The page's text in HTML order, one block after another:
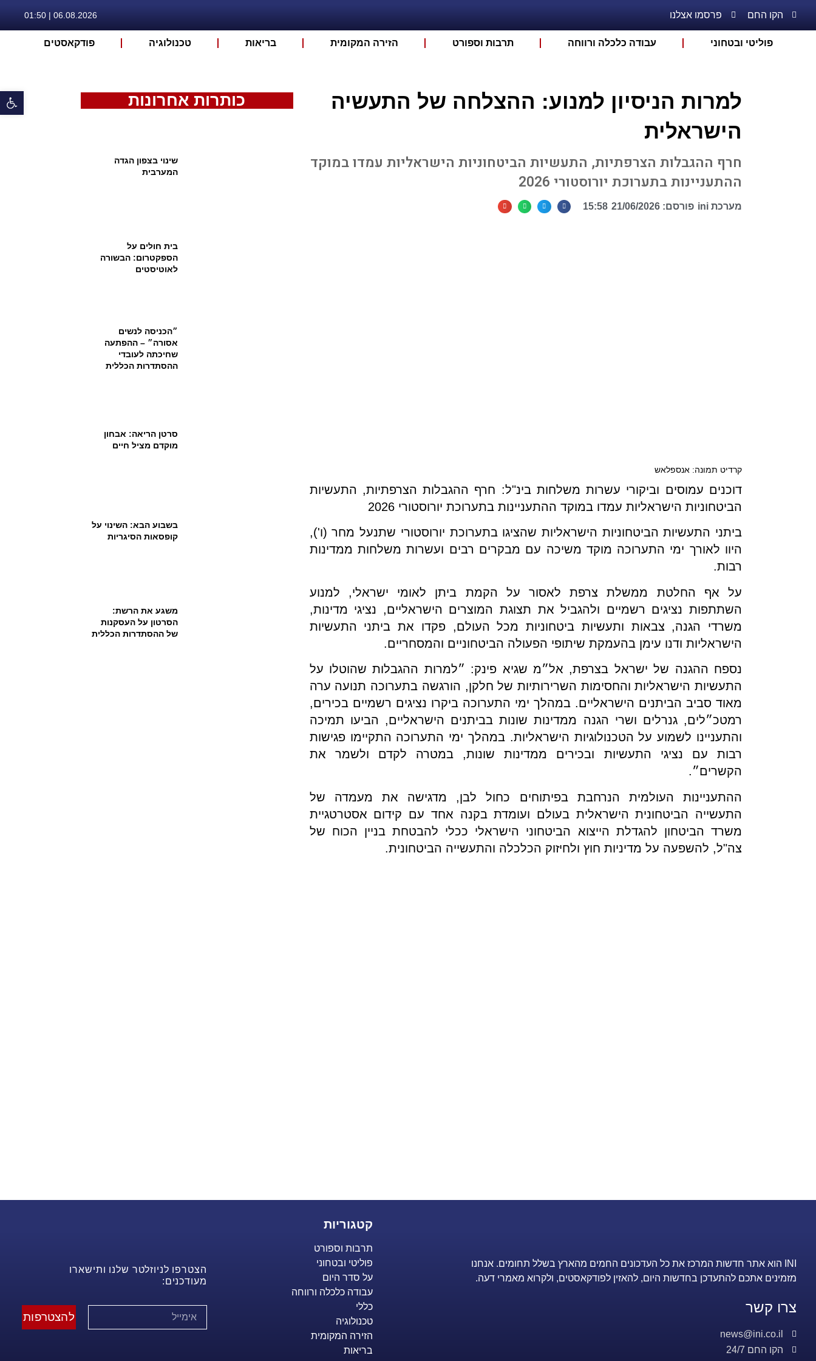
הקו החם פרסמו אצלנו 06.08.2026 | 01:50
פוליטי ובטחוני עבודה כלכלה ורווחה תרבות וספורט הזירה המקומית בריאות טכנולוגיה פודקאסטים
למרות הניסיון למנוע: ההצלחה של התעשיה
הישראלית
חרף ההגבלות הצרפתיות, התעשיות הביטחוניות הישראליות עמדו במוקד
ההתעניינות בתערוכת יורוסטורי 2026
מערכת ini פורסם: 15:58
קרדיט תמונה: אנספלאש
דוכנים עמוסים וביקורי עשרות משלחות בינ"ל: חרף ההגבלות הצרפתיות, התעשיות
הביטחוניות הישראליות עמדו במוקד ההתעניינות בתערוכת יורוסטורי 2026
ביתני התעשיות הביטחוניות הישראליות שהציגו בתערוכת יורוסטורי שתנעל מחר (ו'),
היוו לאורך ימי התערוכה מוקד משיכה עם מבקרים רבים ועשרות משלחות ממדינות
רבות.
על אף החלטת ממשלת צרפת לאסור על הקמת ביתן לאומי ישראלי, למנוע
השתתפות נציגים רשמיים ולהגביל את תצוגת המוצרים הישראליים, נציגי מדינות,
משרדי הגנה, צבאות ותעשיות ביטחוניות מכל העולם, פקדו את ביתני התעשיות
הישראליות ודנו עימן בהעמקת שיתופי הפעולה הביטחוניים והמסחריים.
נספח ההגנה של ישראל בצרפת, אל״מ שגיא פינק: ״למרות ההגבלות שהוטלו על
התעשיות הישראליות והחסימות השרירותיות של חלקן, הורגשה בתערוכה תנועה ערה
מאוד סביב הביתנים הישראליים. במהלך ימי התערוכה ביקרו נציגים רשמיים בכירים,
רמטכ״לים, גנרלים ושרי הגנה ממדינות שונות בביתנים הישראליים, הביעו תמיכה
והתעניינו לשמוע על הטכנולוגיות הישראליות. במהלך ימי התערוכה התקיימו פגישות
רבות עם נציגי התעשיות ובכירים ממדינות שונות, במטרה לקדם ולשמר את
הקשרים״.
ההתעניינות העולמית הנרחבת בפיתוחים כחול לבן, מדגישה את מעמדה של
התעשייה הביטחונית הישראלית בעולם ועומדת בקנה אחד עם קידום אסטרטגיית
משרד הביטחון להגדלת הייצוא הביטחוני הישראלי ככלי להבטחת בניין הכוח של
צה"ל, להשפעה על מדיניות חוץ ולחיזוק הכלכלה והתעשייה הביטחונית.
כותרות אחרונות
שינוי בצפון הגדה
המערבית
בית חולים על
הספקטרום: הבשורה
לאוטיסטים
״הכניסה לנשים
אסורה״ – ההפתעה
שחיכתה לעובדי
ההסתדרות הכללית
סרטן הריאה: אבחון
מוקדם מציל חיים
בשבוע הבא: השינוי על
קופסאות הסיגריות
משגע את הרשת:
הסרטון על העסקנות
של ההסתדרות הכללית
INI הוא אתר חדשות המרכז את כל העדכונים החמים מהארץ בשלל תחומים. אנחנו
מזמינים אתכם להתעדכן בחדשות היום, להאזין לפודקאסטים, ולקרוא מאמרי דעה.
צרו קשר
news@ini.co.il
הקו החם 24/7
קטגוריות
תרבות וספורט
פוליטי ובטחוני
על סדר היום
עבודה כלכלה ורווחה
כללי
טכנולוגיה
הזירה המקומית
בריאות
הצטרפו לניוזלטר שלנו ותישארו
מעודכנים:
להצטרפות